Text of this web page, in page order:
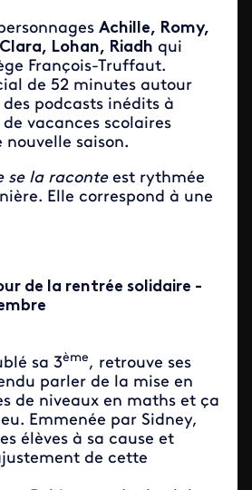
Achille, Romy,
Lohan, Riadh qui
François-Truffaut.
de 52 minutes autour
podcasts inédits à
vacances scolaires
saison.
se la raconteest rythmée
Elle correspond à une
de la rentrée solidaire -
sa 3ème, retrouve ses
parler de la mise en
de niveaux en maths et ça
Emmenée par Sidney,
élèves à sa cause et
de cette